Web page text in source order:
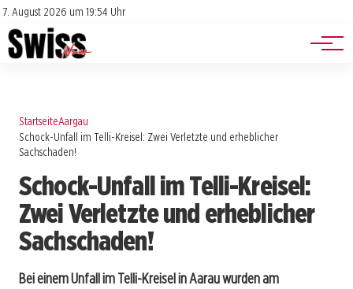
7. August 2026 um 19:54 Uhr
Impressum
Datenschutz
Jobs
Events
StartseiteAargau
Schock-Unfall im Telli-Kreisel: Zwei Verletzte und erheblicher
Sachschaden!
Schock-Unfall im Telli-Kreisel:
Zwei Verletzte und erheblicher
Sachschaden!
Bei einem Unfall im Telli-Kreisel in Aarau wurden am